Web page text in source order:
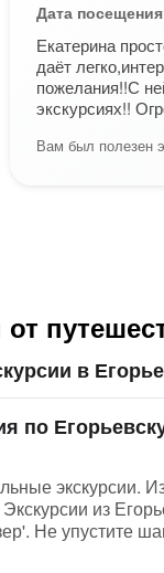
Дата
Екатерина
даёт
пожелания!!С
экскурсиях!!
Вам был полезен
в
по
экскурсии.
из
Не упустите